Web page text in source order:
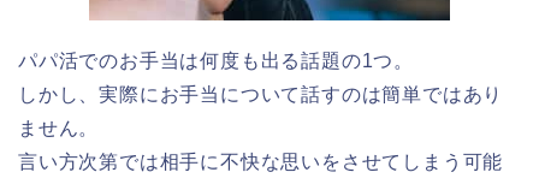
パパ活でのお手当は何度も出る話題の1つ。
しかし、実際にお手当について話すのは簡単ではあり
ません。
言い方次第では相手に不快な思いをさせてしまう可能